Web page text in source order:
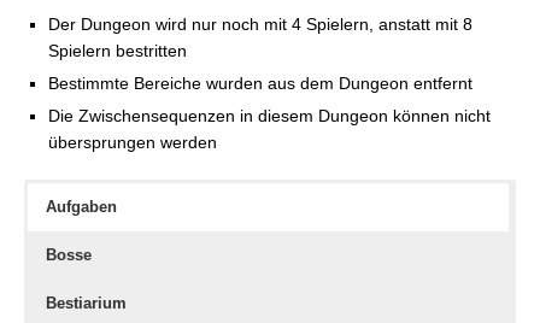
Der Dungeon wird nur noch mit 4 Spielern, anstatt mit 8
Spielern bestritten
Bestimmte Bereiche wurden aus dem Dungeon entfernt
Die Zwischensequenzen in diesem Dungeon können nicht
übersprungen werden
Aufgaben
Bosse
Bestiarium